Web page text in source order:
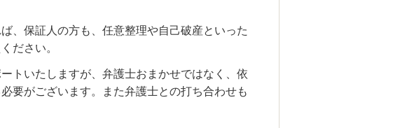
、保証人の方も、任意整理や自己破産といった
ださい。
トいたしますが、弁護士おまかせではなく、依
要がございます。また弁護士との打ち合わせも